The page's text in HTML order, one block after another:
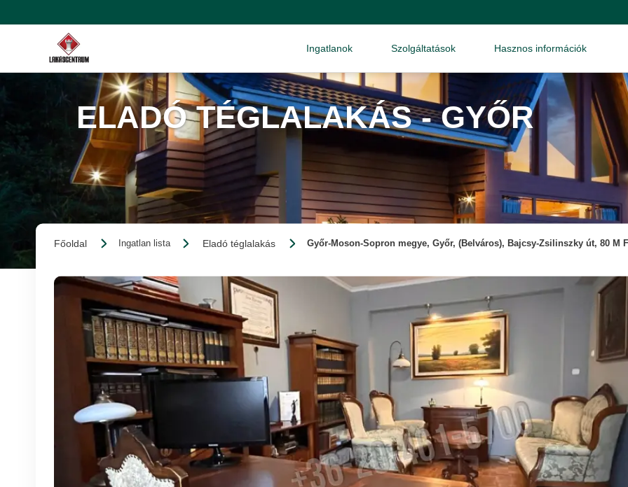
Ingatlanok Szolgáltatások Hasznos információk
ELADÓ TÉGLALAKÁS - GYŐR
Főoldal Ingatlan lista Eladó téglalakás Győr-Moson-Sopron megye, Győr, (Belváros), Bajcsy-Zsilinszky út, 80 M